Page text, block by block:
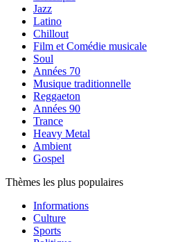
Jazz
Latino
Chillout
Film et Comédie musicale
Soul
Années 70
Musique traditionnelle
Reggaeton
Années 90
Trance
Heavy Metal
Ambient
Gospel
Thèmes les plus populaires
Informations
Culture
Sports